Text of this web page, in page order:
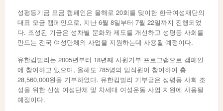
성평등기금 모금 캠페인은 올해로 20회를 맞이한 한국여성재단의
대표 모금 캠페인으로, 지난 6월 8일부터 7월 22일까지 진행되었
다. 조성된 기금은 성차별 문화와 제도를 개선하고 성평등 사회를
만드는 전국 여성단체의 사업을 지원하는데 사용될 예정이다.
유한킴벌리는 2005년부터 18년째 사원기부 프로그램으로 캠페인
에 참여하고 있으며, 올해도 785명의 임직원이 참여하여 총
28,560,000원을 기부하였다. 유한킴벌리 기부금은 성평등 사회 조
성을 위한 신생 여성단체 및 차세대 여성운동 사업 지원에 사용될
예정이다.